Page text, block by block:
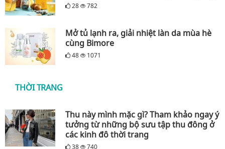
28 782
Mở tủ lạnh ra, giải nhiệt làn da mùa hè
cùng Bimore
48 1071
THỜI TRANG
Thu này mình mặc gì? Tham khảo ngay ý
tưởng từ những bộ sưu tập thu đông ở
các kinh đô thời trang
38 740